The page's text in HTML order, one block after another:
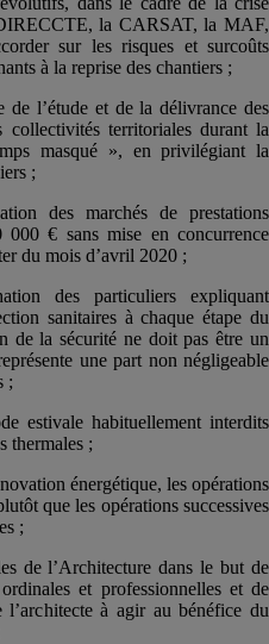
la CARSAT, la MAF,
sur les risques et surcoûts
à la reprise des chantiers ;
de l’étude et de la délivrance des
collectivités territoriales durant la
masqué », en privilégiant la
;
des marchés de prestations
€ sans mise en concurrence
du mois d’avril 2020 ;
des particuliers expliquant
sanitaires à chaque étape du
de la sécurité ne doit pas être un
une part non négligeable
;
estivale habituellement interdits
thermales ;
énergétique, les opérations
que les opérations successives
;
de l’Architecture dans le but de
et professionnelles et de
à agir au bénéfice du